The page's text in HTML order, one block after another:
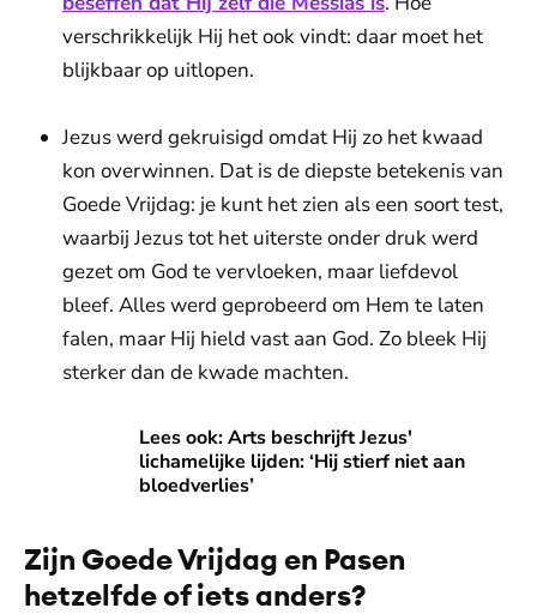
verschrikkelijk Hij het ook vindt: daar moet het
blijkbaar op uitlopen.
Jezus werd gekruisigd omdat Hij zo het kwaad
kon overwinnen. Dat is de diepste betekenis van
Goede Vrijdag: je kunt het zien als een soort test,
waarbij Jezus tot het uiterste onder druk werd
gezet om God te vervloeken, maar liefdevol
bleef. Alles werd geprobeerd om Hem te laten
falen, maar Hij hield vast aan God. Zo bleek Hij
sterker dan de kwade machten.
Lees ook: Arts beschrijft Jezus'
lichamelijke lijden: ‘Hij stierf niet aan
bloedverlies’
Lees ook: Arts beschrijft Jezus' lichamelijke lijden: ‘Hij
Zijn Goede Vrijdag en Pasen
hetzelfde of iets anders?